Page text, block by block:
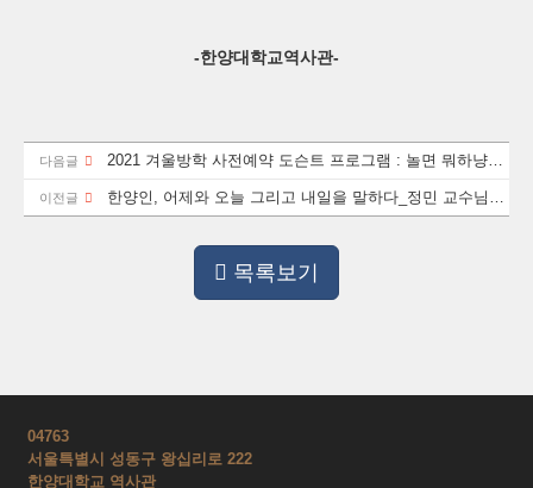
-한양대학교역사관-
다음글
2021 겨울방학 사전예약 도슨트 프로그램 : 놀면 뭐하냥?
한양대 역사 탐방
이전글
한양인, 어제와 오늘 그리고 내일을 말하다_정민 교수님과
목록보기
04763
서울특별시 성동구 왕십리로 222
한양대학교 역사관